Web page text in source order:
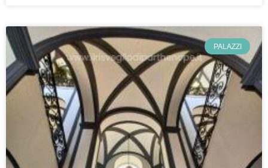
PALAZZI